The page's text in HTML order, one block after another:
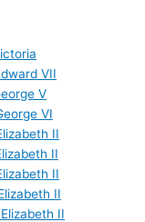
VII
V
VI
II
II
II
II
II